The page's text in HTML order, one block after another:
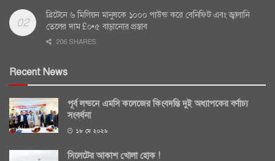
ব্রিটেনে ৬ মিলিয়ন মানুষকে ১০০০ পাউন্ড করে বেনিফিট এবং জ্বালানি
তেলের দাম £০•৫ বাড়ানোর প্রস্তাব
206 SHARES
Recent News
পূর্ব লন্ডনে এমসি কলেজের কিংবদন্তি দুই অধ্যাপকের বর্ণাঢ্য
সংবর্ধনা
১৮ মে ২০২৬
সিলেটের আকাশ খোলা হোক !